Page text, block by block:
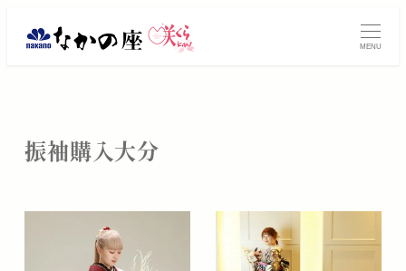
MENU
振袖購入大分